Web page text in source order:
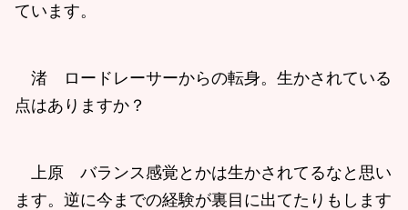
ています。
渚 ロードレーサーからの転身。生かされている
点はありますか？
上原 バランス感覚とかは生かされてるなと思い
ます。逆に今までの経験が裏目に出てたりもします